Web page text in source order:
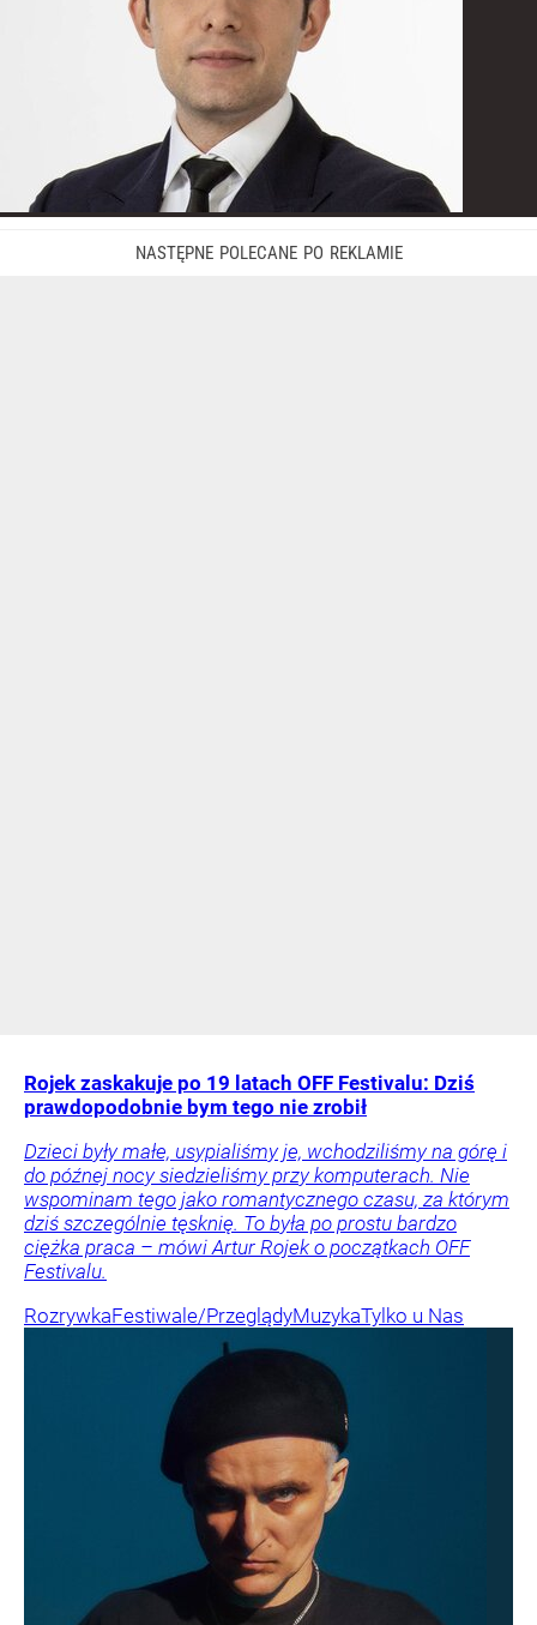
Rojek zaskakuje po 19 latach OFF Festivalu: Dziś
prawdopodobnie bym tego nie zrobił
Dzieci były małe, usypialiśmy je, wchodziliśmy na górę i
do późnej nocy siedzieliśmy przy komputerach. Nie
wspominam tego jako romantycznego czasu, za którym
dziś szczególnie tęsknię. To była po prostu bardzo
ciężka praca – mówi Artur Rojek o początkach OFF
Festivalu.
RozrywkaFestiwale/PrzeglądyMuzykaTylko u Nas